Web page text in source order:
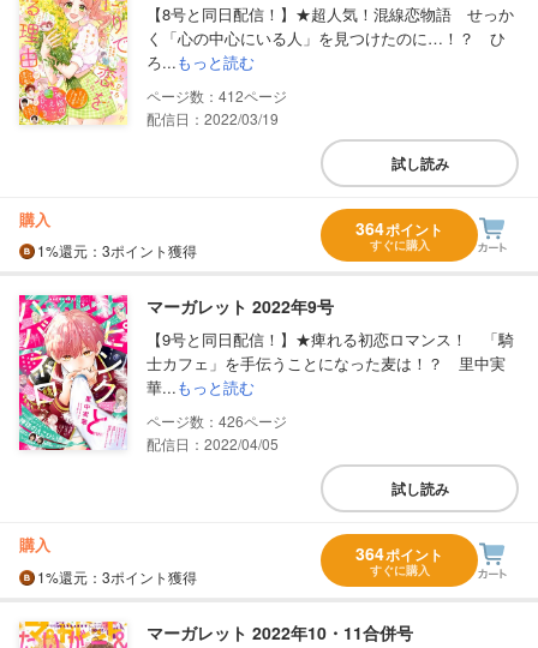
【8号と同日配信！】★超人気！混線恋物語 せっか
く「心の中心にいる人」を見つけたのに…！？ ひ
ろ...もっと読む
412
配信日：2022/03/19
試し読み
購入
1%還元 ：3ポイント獲得
364ポイント
すぐに購入
マーガレット 2022年9号
【9号と同日配信！】★痺れる初恋ロマンス！ 「騎
士カフェ」を手伝うことになった麦は！？ 里中実
華...もっと読む
426
配信日：2022/04/05
試し読み
購入
1%還元 ：3ポイント獲得
364ポイント
すぐに購入
マーガレット 2022年10・11合併号